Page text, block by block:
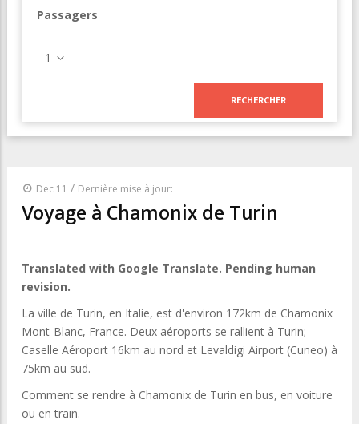
Passagers
1
Dec 11 / Dernière mise à jour:
Voyage à Chamonix de Turin
Translated with Google Translate. Pending human
revision.
La ville de Turin, en Italie, est d'environ 172km de Chamonix
Mont-Blanc, France. Deux aéroports se rallient à Turin;
Caselle Aéroport 16km au nord et Levaldigi Airport (Cuneo) à
75km au sud.
Comment se rendre à Chamonix de Turin en bus, en voiture
ou en train.